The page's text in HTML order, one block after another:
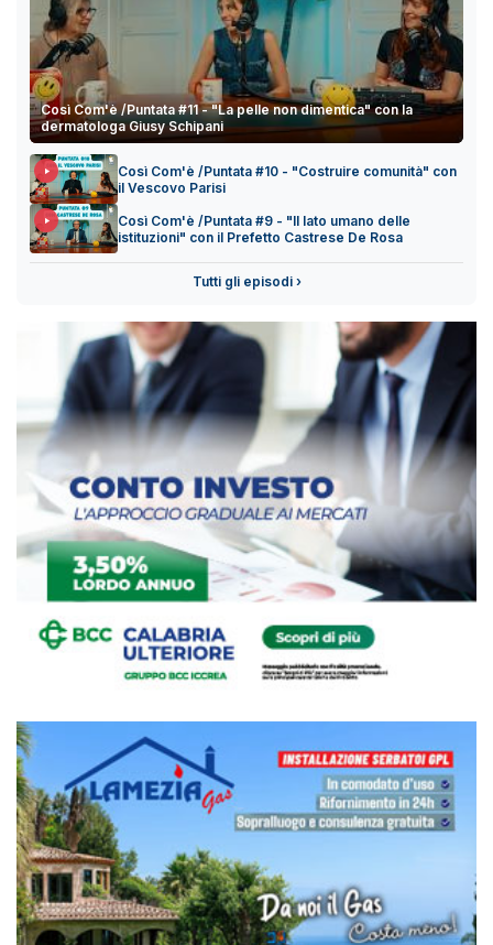
Così Com'è /Puntata #11 - "La pelle non dimentica" con la
dermatologa Giusy Schipani
Così Com'è /Puntata #10 - "Costruire comunità" con
il Vescovo Parisi
Così Com'è /Puntata #9 - "Il lato umano delle
istituzioni" con il Prefetto Castrese De Rosa
Tutti gli episodi ›